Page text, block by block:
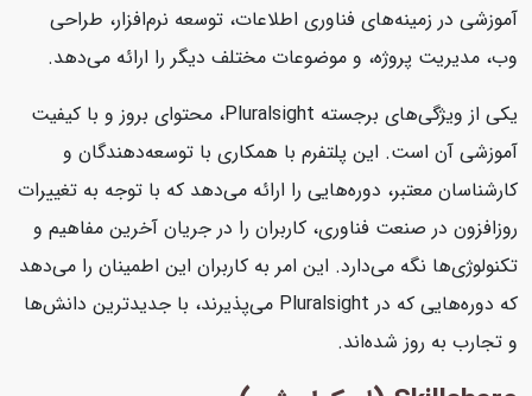
آموزشی در زمینه‌های فناوری اطلاعات، توسعه نرم‌افزار، طراحی
وب، مدیریت پروژه، و موضوعات مختلف دیگر را ارائه می‌دهد.
یکی از ویژگی‌های برجسته Pluralsight، محتوای بروز و با کیفیت
آموزشی آن است. این پلتفرم با همکاری با توسعه‌دهندگان و
کارشناسان معتبر، دوره‌هایی را ارائه می‌دهد که با توجه به تغییرات
روزافزون در صنعت فناوری، کاربران را در جریان آخرین مفاهیم و
تکنولوژی‌ها نگه می‌دارد. این امر به کاربران این اطمینان را می‌دهد
که دوره‌هایی که در Pluralsight می‌پذیرند، با جدیدترین دانش‌ها
و تجارب به روز شده‌اند.